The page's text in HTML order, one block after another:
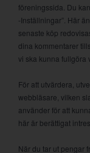
föreningssida. Du
-Inställningar”. Här
senaste köp
dina kommentarer
vi ska kunna fullgöra
För att utvärdera,
webbläsare, vilken
använder för att
här är berättigat
När du tar ut pengar